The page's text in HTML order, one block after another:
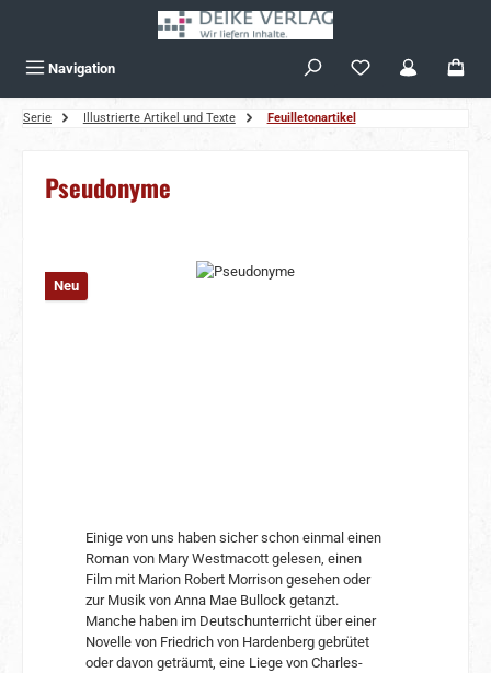
Navigation
Serie Illustrierte Artikel und Texte Feuilletonartikel
Pseudonyme
Bildergalerie überspringen
Neu
Einige von uns haben sicher schon einmal einen
Roman von Mary Westmacott gelesen, einen
Film mit Marion Robert Morrison gesehen oder
zur Musik von Anna Mae Bullock getanzt.
Manche haben im Deutschunterricht über einer
Novelle von Friedrich von Hardenberg gebrütet
oder davon geträumt, eine Liege von Charles-